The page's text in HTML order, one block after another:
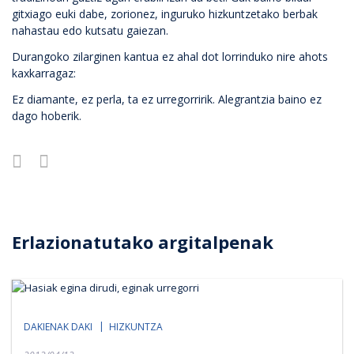
gitxiago euki dabe, zorionez, inguruko hizkuntzetako berbak
nahastau edo kutsatu gaiezan.
Durangoko zilarginen kantua ez ahal dot lorrinduko nire ahots
kaxkarragaz:
Ez diamante, ez perla, ta ez urregorririk. Alegrantzia baino ez
dago hoberik.
Erlazionatutako argitalpenak
DAKIENAK DAKI HIZKUNTZA